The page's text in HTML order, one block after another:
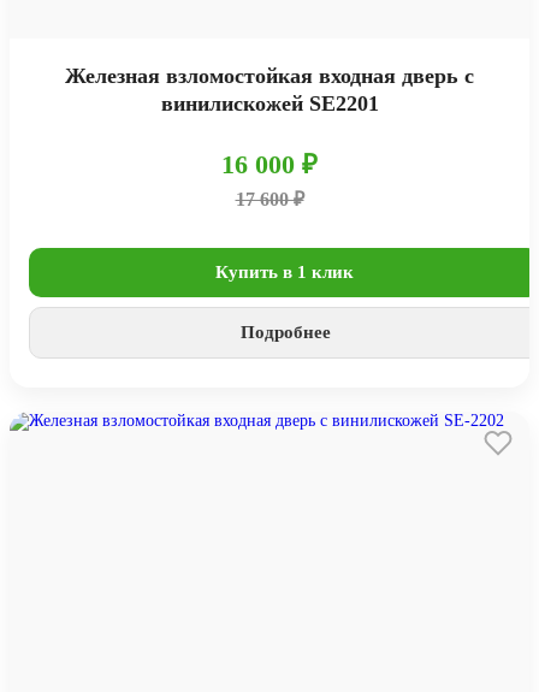
Железная взломостойкая входная дверь с
винилискожей SE2201
16 000 ₽
17 600 ₽
Купить в 1 клик
Подробнее